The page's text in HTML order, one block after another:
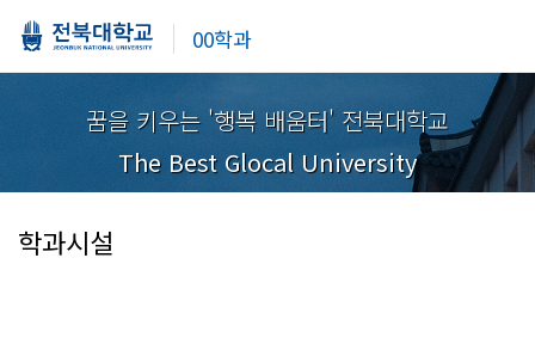
00학과
꿈을 키우는 '행복 배움터' 전북대학교
The Best Glocal University
학과시설